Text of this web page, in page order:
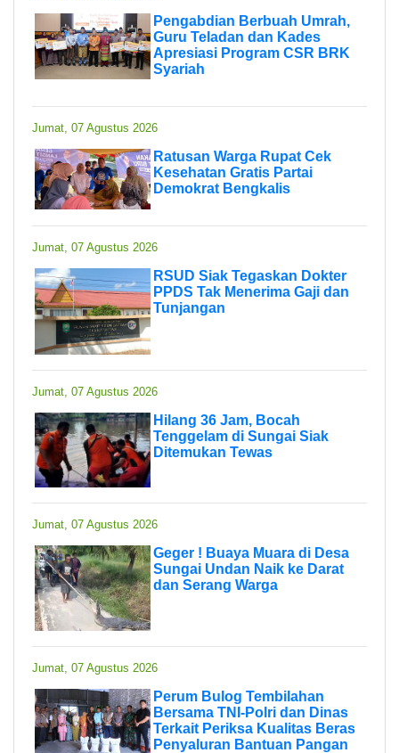
Pengabdian Berbuah Umrah,
Guru Teladan dan Kades
Apresiasi Program CSR BRK
Syariah
Jumat, 07 Agustus 2026
Ratusan Warga Rupat Cek
Kesehatan Gratis Partai
Demokrat Bengkalis
Jumat, 07 Agustus 2026
RSUD Siak Tegaskan Dokter
PPDS Tak Menerima Gaji dan
Tunjangan
Jumat, 07 Agustus 2026
Hilang 36 Jam, Bocah
Tenggelam di Sungai Siak
Ditemukan Tewas
Jumat, 07 Agustus 2026
Geger ! Buaya Muara di Desa
Sungai Undan Naik ke Darat
dan Serang Warga
Jumat, 07 Agustus 2026
Perum Bulog Tembilahan
Bersama TNI-Polri dan Dinas
Terkait Periksa Kualitas Beras
Penyaluran Bantuan Pangan